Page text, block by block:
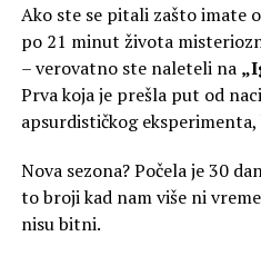
Ako ste se pitali zašto imate
po 21 minut života
– verovatno ste naleteli na
Prva koja je prešla put od
apsurdističkog eksperimenta,
Nova sezona? Počela je 30
to broji kad nam više ni
nisu bitni.